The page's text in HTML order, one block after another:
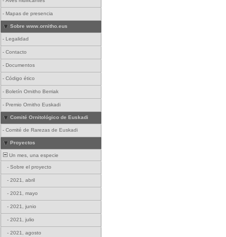
- Mapas de presencia
Sobre www.ornitho.eus
- Legalidad
- Contacto
- Documentos
- Código ético
- Boletín Ornitho Berriak
- Premio Ornitho Euskadi
Comité Ornitológico de Euskadi
- Comité de Rarezas de Euskadi
Proyectos
Un mes, una especie
- Sobre el proyecto
- 2021, abril
- 2021, mayo
- 2021, junio
- 2021, julio
- 2021, agosto